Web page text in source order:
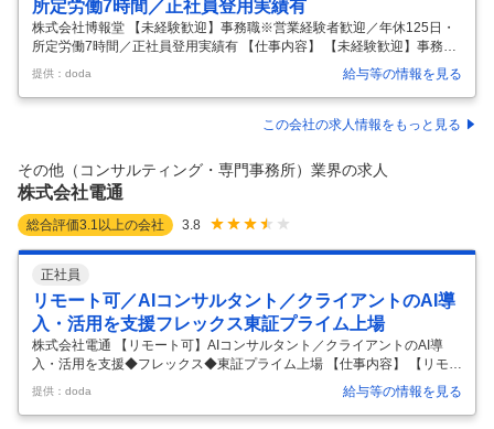
所定労働7時間／正社員登用実績有
株式会社博報堂 【未経験歓迎】事務職※営業経験者歓迎／年休125日・
所定労働7時間／正社員登用実績有 【仕事内容】 【未経験歓迎】事務職
※営業経験者歓迎／年休125日・所定労働7時間／正社員登用実績有 【具
体的な仕事内容】 <異業界からの入社者活躍中キャリアチェンジ可能／
国内トップクラスのスケール/営業職から転向希望者歓迎> 【職務内容】
配属部署の基幹業務の円滑な推進をサポートする事務業務全般をご担当
算管理等の経理業務など幅広い業務に対応いただきます。ご経験や適性
等に応じて担当いただく業務を決定いたします。 【具体的な業務内容
提供：doda 給与等の情報を見る
この会社の求人情報をもっと見る
その他（コンサルティング・専門事務所）業界の求人
株式会社電通
総合評価3.1 以上の会社 3.8
正社員
リモート可／AIコンサルタント／クライアントのAI導
入・活用を支援フレックス東証プライム上場
株式会社電通 【リモート可】AIコンサルタント／クライアントのAI導
入・活用を支援◆フレックス◆東証プライム上場 【仕事内容】 【リモー
ト可】AIコンサルタント／クライアントのAI導入・活用を支援◆フレッ
クス◆東証プライム上場 【具体的な仕事内容】 【クライアントの抱える
事業課題をAIコンサルタントして支援／広告代理店として日本トップク
提供：doda 給与等の情報を見る